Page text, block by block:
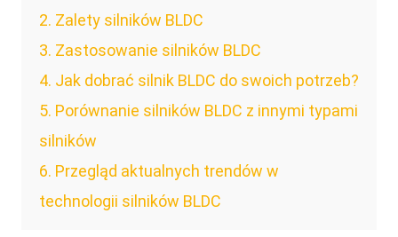
2 Zalety silników BLDC
3 Zastosowanie silników BLDC
4 Jak dobrać silnik BLDC do swoich potrzeb?
5 Porównanie silników BLDC z innymi typami
silników
6 Przegląd aktualnych trendów w
technologii silników BLDC